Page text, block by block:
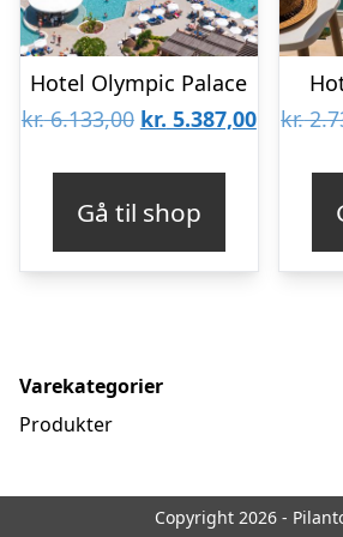
Hotel Olympic Palace
kr.6.133,00 Den
kr. 6.133,00.
kr. 5.387,00Den
kr.
Gå til shop
kr.
Varekategorier
Produkter
Copyright 2026 -